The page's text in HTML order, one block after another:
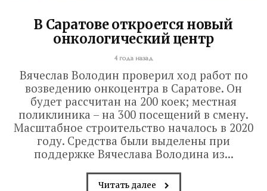
В Саратове откроется новый
онкологический центр
4 года назад
Вячеслав Володин проверил ход работ по
возведению онкоцентра в Саратове. Он
будет рассчитан на 200 коек; местная
поликлиника – на 300 посещений в смену.
Масштабное строительство началось в 2020
году. Средства были выделены при
поддержке Вячеслава Володина из...
Читать далее